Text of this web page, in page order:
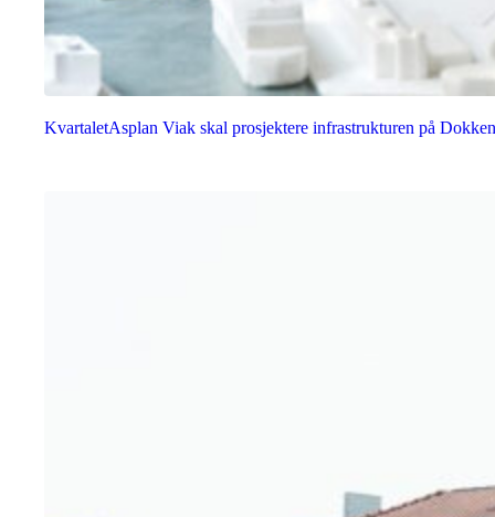
KvartaletAsplan Viak skal prosjektere infrastrukturen på Dokken